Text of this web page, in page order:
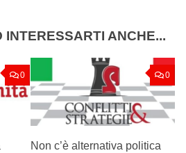
INTERESSARTI ANCHE...
0 0
Non c’è alternativa politica